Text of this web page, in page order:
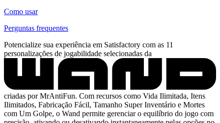
Como usar
Perguntas frequentes
Potencialize sua experiência em Satisfactory com as 11
personalizações de jogabilidade selecionadas da
criadas por MrAntiFun. Com recursos como Vida Ilimitada, Itens
Ilimitados, Fabricação Fácil, Tamanho Super Inventário e Mortes
com Um Golpe, o Wand permite gerenciar o equilíbrio do jogo com